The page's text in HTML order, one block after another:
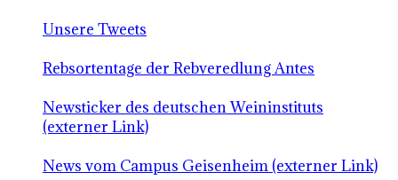
Unsere Tweets
Rebsortentage der Rebveredlung Antes
Newsticker des deutschen Weininstituts
(externer Link)
News vom Campus Geisenheim (externer Link)